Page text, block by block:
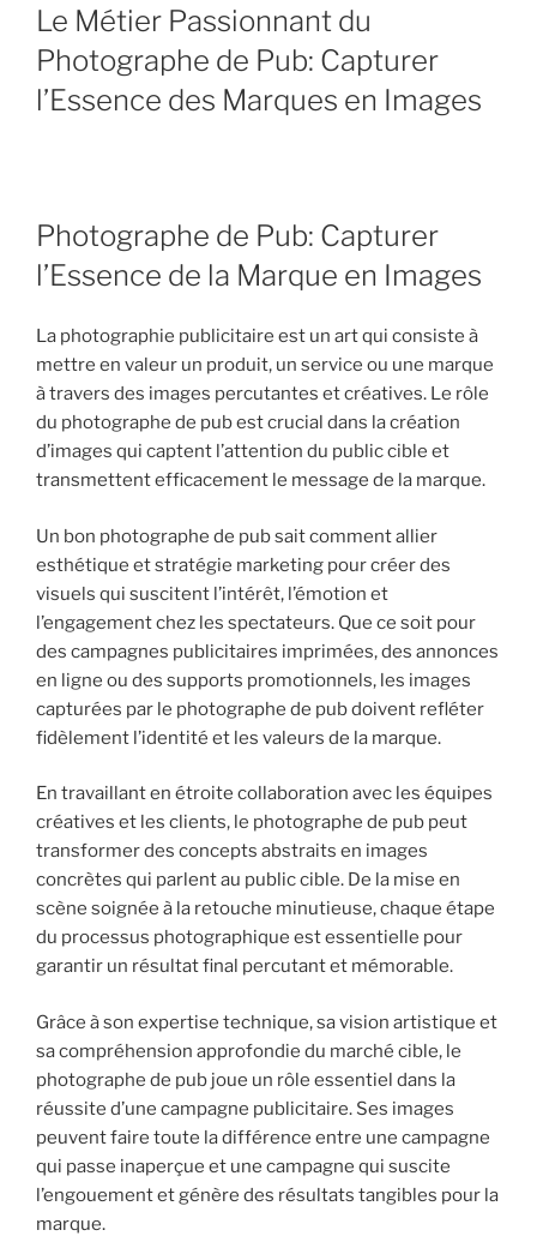
LE
Le Métier Passionnant du
Photographe de Pub: Capturer
l’Essence des Marques en Images
Photographe de Pub: Capturer
l’Essence de la Marque en Images
La photographie publicitaire est un art qui consiste à
mettre en valeur un produit, un service ou une marque
à travers des images percutantes et créatives. Le rôle
du photographe de pub est crucial dans la création
d’images qui captent l’attention du public cible et
transmettent efficacement le message de la marque.
Un bon photographe de pub sait comment allier
esthétique et stratégie marketing pour créer des
visuels qui suscitent l’intérêt, l’émotion et
l’engagement chez les spectateurs. Que ce soit pour
des campagnes publicitaires imprimées, des annonces
en ligne ou des supports promotionnels, les images
capturées par le photographe de pub doivent refléter
fidèlement l’identité et les valeurs de la marque.
En travaillant en étroite collaboration avec les équipes
créatives et les clients, le photographe de pub peut
transformer des concepts abstraits en images
concrètes qui parlent au public cible. De la mise en
scène soignée à la retouche minutieuse, chaque étape
du processus photographique est essentielle pour
garantir un résultat final percutant et mémorable.
Grâce à son expertise technique, sa vision artistique et
sa compréhension approfondie du marché cible, le
photographe de pub joue un rôle essentiel dans la
réussite d’une campagne publicitaire. Ses images
peuvent faire toute la différence entre une campagne
qui passe inaperçue et une campagne qui suscite
l’engouement et génère des résultats tangibles pour la
marque.